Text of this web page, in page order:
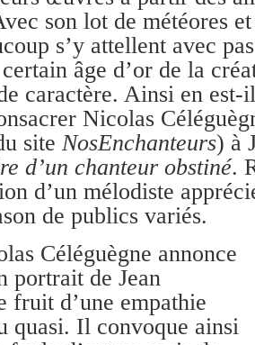
son lot de météores
s’y attellent avec
âge d’or de la
caractère. Ainsi en
Nicolas
site NosEnchanteurs) à
d’un chanteur obstiné.
d’un mélodiste
de publics variés.
Céléguègne annonce
portrait de Jean
fruit d’une empathie
quasi. Il convoque ainsi